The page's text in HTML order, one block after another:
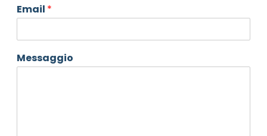
Email *
Messaggio